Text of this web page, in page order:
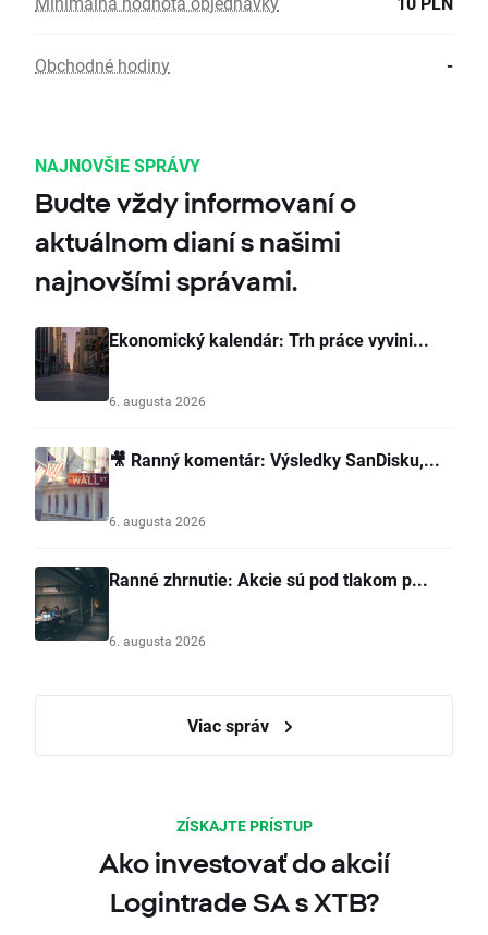
Obchodné hodiny -
NAJNOVŠIE SPRÁVY
Budte vždy informovaní o
aktuálnom dianí s našimi
najnovšími správami.
Ekonomický kalendár: Trh práce vyvini...
6. augusta 2026
🎥 Ranný komentár: Výsledky SanDisku,...
6. augusta 2026
Ranné zhrnutie: Akcie sú pod tlakom p...
6. augusta 2026
Viac správ
ZÍSKAJTE PRÍSTUP
Ako investovať do akcií
Logintrade SA s XTB?